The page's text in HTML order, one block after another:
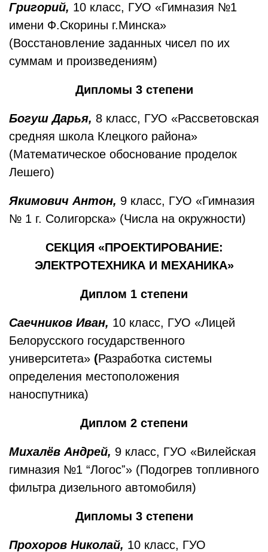
Григорий, 10 класс, ГУО «Гимназия №1
имени Ф.Скорины г.Минска»
(Восстановление заданных чисел по их
суммам и произведениям)
Дипломы 3 степени
Богуш Дарья, 8 класс, ГУО «Рассветовская
средняя школа Клецкого района»
(Математическое обоснование проделок
Лешего)
Якимович Антон, 9 класс, ГУО «Гимназия
№ 1 г. Солигорска» (Числа на окружности)
СЕКЦИЯ «ПРОЕКТИРОВАНИЕ:
ЭЛЕКТРОТЕХНИКА И МЕХАНИКА»
Диплом 1 степени
Саечников Иван, 10 класс, ГУО «Лицей
Белорусского государственного
университета» (Разработка системы
определения местоположения
наноспутника)
Диплом 2 степени
Михалёв Андрей, 9 класс, ГУО «Вилейская
гимназия №1 “Логосˮ» (Подогрев топливного
фильтра дизельного автомобиля)
Дипломы 3 степени
Прохоров Николай, 10 класс, ГУО